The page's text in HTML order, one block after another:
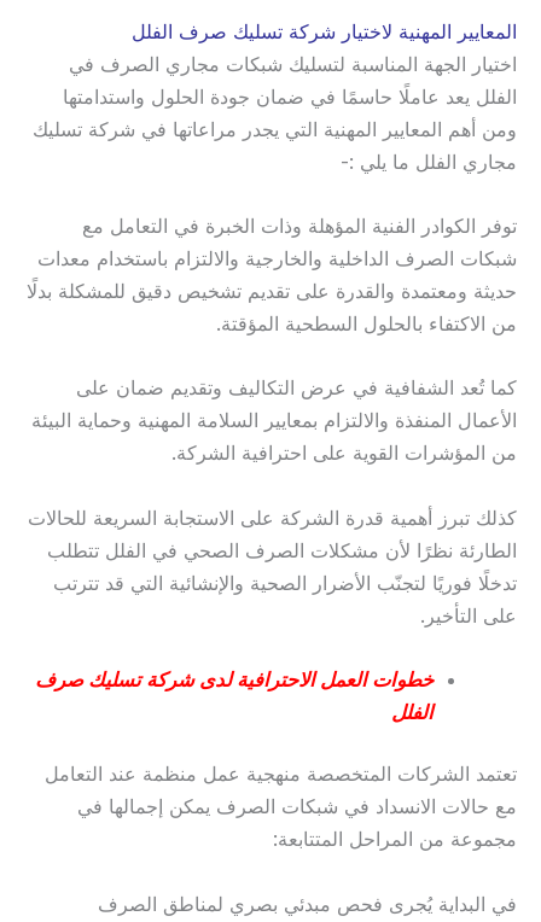
المعايير المهنية لاختيار شركة تسليك صرف الفلل
اختيار الجهة المناسبة لتسليك شبكات مجاري الصرف في
الفلل يعد عاملًا حاسمًا في ضمان جودة الحلول واستدامتها
ومن أهم المعايير المهنية التي يجدر مراعاتها في شركة تسليك
مجاري الفلل ما يلي :-
توفر الكوادر الفنية المؤهلة وذات الخبرة في التعامل مع
شبكات الصرف الداخلية والخارجية والالتزام باستخدام معدات
حديثة ومعتمدة والقدرة على تقديم تشخيص دقيق للمشكلة بدلًا
من الاكتفاء بالحلول السطحية المؤقتة.
كما تُعد الشفافية في عرض التكاليف وتقديم ضمان على
الأعمال المنفذة والالتزام بمعايير السلامة المهنية وحماية البيئة
من المؤشرات القوية على احترافية الشركة.
كذلك تبرز أهمية قدرة الشركة على الاستجابة السريعة للحالات
الطارئة نظرًا لأن مشكلات الصرف الصحي في الفلل تتطلب
تدخلًا فوريًا لتجنّب الأضرار الصحية والإنشائية التي قد تترتب
على التأخير.
خطوات العمل الاحترافية لدى شركة تسليك صرف
الفلل
تعتمد الشركات المتخصصة منهجية عمل منظمة عند التعامل
مع حالات الانسداد في شبكات الصرف يمكن إجمالها في
مجموعة من المراحل المتتابعة:
في البداية يُجرى فحص مبدئي بصري لمناطق الصرف